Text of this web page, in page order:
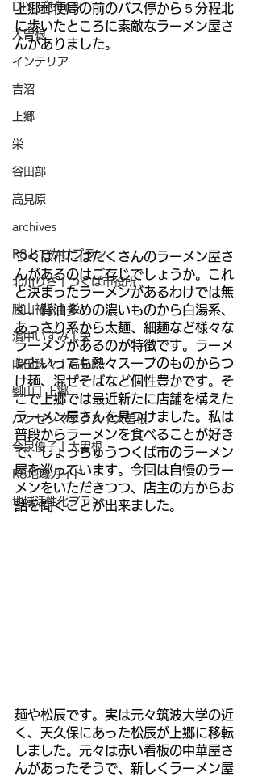
DIY デザイン
大曽根
インテリア
吉沼
上郷
栄
谷田部
高見原
archives
R8おでかけプラン
北川りさ | つくば市役所
勝山祐衣 | 栄
濱中いずみ | 栄
嶋田珠々 | 高見原
劉山 | 上郷
ハンセンマックス | 大曽根
今泉優子 | 大曽根
R8地域ガイド
地域活性化プラン
上郷郵便局の前のバス停から５分程北
に歩いたところに素敵なラーメン屋さ
んがありました。
つくば市にはたくさんのラーメン屋さ
んがあるのはご存じでしょうか。これ
と決まったラーメンがあるわけでは無
く、背油多めの濃いものから白湯系、
あっさり系から太麺、細麺など様々な
ラーメンがあるのが特徴です。ラーメ
ンといっても熱々スープのものからつ
け麺、混ぜそばなど個性豊かです。そ
こで上郷では最近新たに店舗を構えた
ラーメン屋さんを見つけました。私は
普段からラーメンを食べることが好き
で、しょっちゅうつくば市のラーメン
屋を巡っています。今回は自慢のラー
メンをいただきつつ、店主の方からお
話を聞くことが出来ました。
麺や松辰です。実は元々筑波大学の近
く、天久保にあった松辰が上郷に移転
しました。元々は赤い看板の中華屋さ
んがあったそうで、新しくラーメン屋